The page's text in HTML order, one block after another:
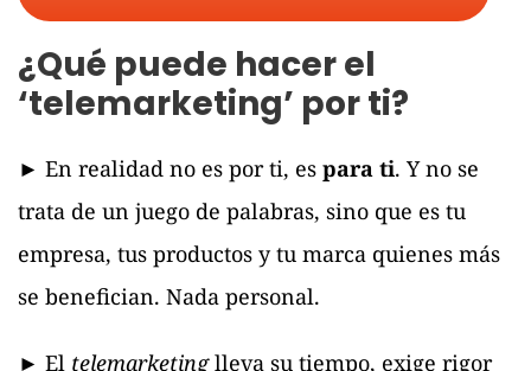
¿Qué puede hacer el
‘telemarketing’ por ti?
► En realidad no es por ti, es para ti. Y no se
trata de un juego de palabras, sino que es tu
empresa, tus productos y tu marca quienes más
se benefician. Nada personal.
► El telemarketinglleva su tiempo, exige rigor